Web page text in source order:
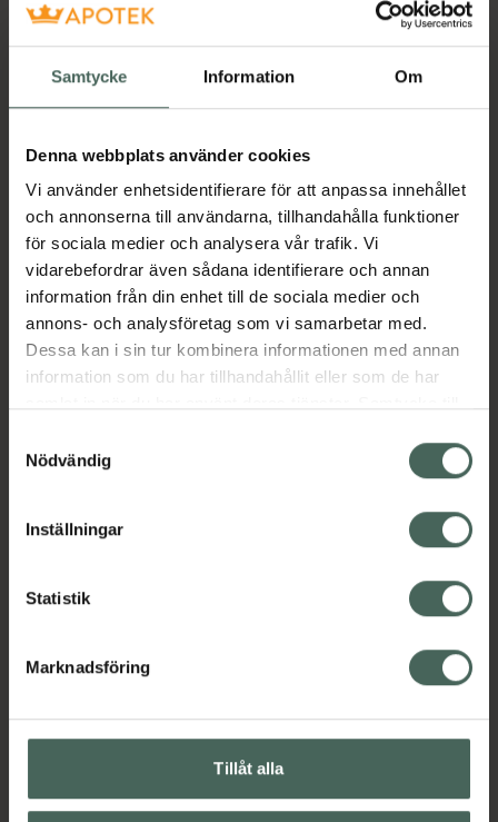
Samtycke Information Om
Denna webbplats använder cookies
Vi använder enhetsidentifierare för att anpassa innehållet
och annonserna till användarna, tillhandahålla funktioner
för sociala medier och analysera vår trafik. Vi
vidarebefordrar även sådana identifierare och annan
information från din enhet till de sociala medier och
annons- och analysföretag som vi samarbetar med.
Dessa kan i sin tur kombinera informationen med annan
information som du har tillhandahållit eller som de har
återkalla ditt samtycke via webbplatsens
cookieinställningar. Ett återkallat samtycke påverkar inte
lagligheten av behandling som skett innan återkallelsen.
Nödvändig
Inställningar
Statistik
Marknadsföring
Tillåt alla
3666,12 kr
I apotek:3666,12 kr
Aktuella erbjudanden
Beskrivning Dölj
EAN:05714191013613
Kronans Apotek finns här för dig. Du hittar oss från Skåne i
syd till Lappland i norr, och online i mobilen och på
hjälpa just dig att må lite bättre. Välkommen att prata
Kundservice
Leverans, betalning och retur